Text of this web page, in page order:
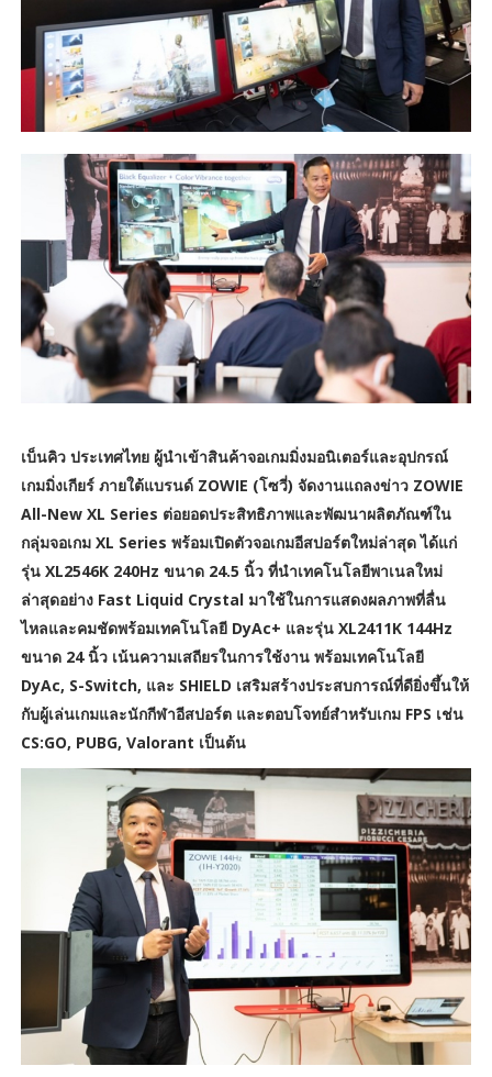
เบ็นคิว ประเทศไทย ผู้นำเข้าสินค้าจอเกมมิ่งมอนิเตอร์และอุปกรณ์
เกมมิ่งเกียร์ ภายใต้แบรนด์ ZOWIE (โซวี่) จัดงานแถลงข่าว ZOWIE
All-New XL Series ต่อยอดประสิทธิภาพและพัฒนาผลิตภัณฑ์ใน
กลุ่มจอเกม XL Series พร้อมเปิดตัวจอเกมอีสปอร์ตใหม่ล่าสุด ได้แก่
รุ่น XL2546K 240Hz ขนาด 24.5 นิ้ว ที่นำเทคโนโลยีพาเนลใหม่
ล่าสุดอย่าง Fast Liquid Crystal มาใช้ในการแสดงผลภาพที่ลื่น
ไหลและคมชัดพร้อมเทคโนโลยี DyAc+ และรุ่น XL2411K 144Hz
ขนาด 24 นิ้ว เน้นความเสถียรในการใช้งาน พร้อมเทคโนโลยี
DyAc, S-Switch, และ SHIELD เสริมสร้างประสบการณ์ที่ดียิ่งขึ้นให้
กับผู้เล่นเกมและนักกีฬาอีสปอร์ต และตอบโจทย์สำหรับเกม FPS เช่น
CS:GO, PUBG, Valorant​ เป็นต้น